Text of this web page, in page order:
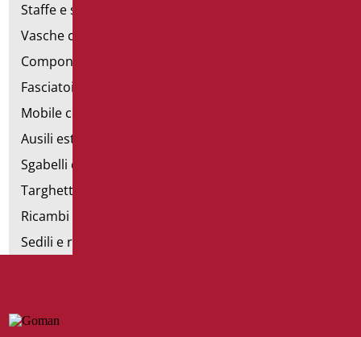
Staffe e sostegni per cartongesso
Vasche con sportello
Componibili corrimano
Fasciatoi
Mobile con poltrona
Ausili estraibili
Sgabelli doccia
Targhette bagno
Ricambi e minuteria
Sedili e rialzi WC